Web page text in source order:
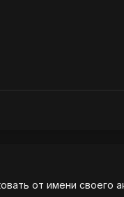
от имени своего